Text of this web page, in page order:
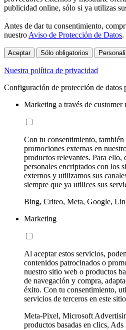
publicidad online, sólo si ya utilizas
Antes de dar tu consentimiento,
nuestro Aviso de Protección de Datos.
Aceptar Sólo obligatorios
Nuestra política de privacidad
Configuración de protección de datos
Marketing a través de customer
Con tu consentimiento,
promociones externas en
productos relevantes. Para ello,
personales encriptados con los
externos y utilizamos sus
siempre que ya utilices sus
Bing, Criteo, Meta, Google,
Marketing
Al aceptar estos servicios,
contenidos patrocinados o
nuestro sitio web o productos
de navegación y compra,
éxito. Con tu consentimiento,
servicios de terceros en este
Meta-Pixel, Microsoft
productos basadas en clics,